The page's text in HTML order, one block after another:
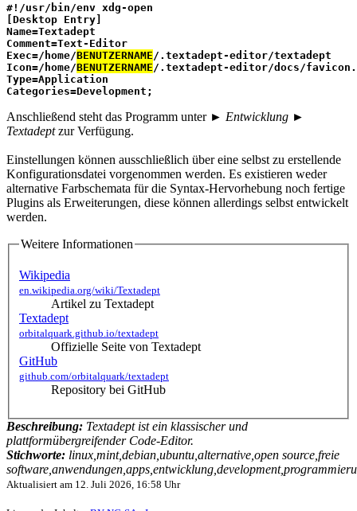
#!/usr/bin/env xdg-open
[Desktop Entry]
Name=Textadept
Comment=Text-Editor
Exec=/home/BENUTZERNAME /.textadept-editor/textadept
Icon=/home/BENUTZERNAME /.textadept-editor/docs/
Type=Application
Categories=Development;
Anschließend steht das Programm unter ► Entwicklung ►
Textadeptzur Verfügung.
Einstellungen können ausschließlich über eine selbst zu erstellende
Konfigurationsdatei vorgenommen werden. Es existieren weder
alternative Farbschemata für die Syntax-Hervorhebung noch fertige
Plugins als Erweiterungen, diese können allerdings selbst entwickelt
werden.
Weitere Informationen
Wikipedia
en.wikipedia.org/wiki/Textadept
Artikel zu Textadept
Textadept
orbitalquark.github.io/textadept
Offizielle Seite von Textadept
GitHub
github.com/orbitalquark/textadept
Repository bei GitHub
Beschreibung: Textadept ist ein klassischer und
plattformübergreifender Code-Editor.
Stichworte: linux,mint,debian,ubuntu,alternative,open source,freie
Aktualisiert am 12. Juli 2026, 16:58 Uhr